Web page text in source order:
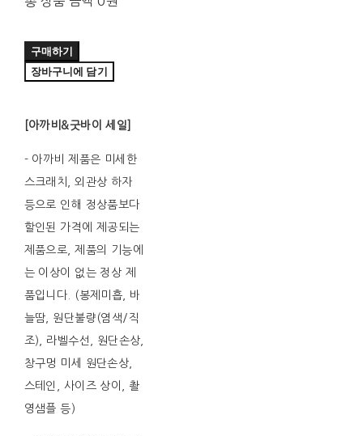
구매하기
장바구니에 담기
[아까비&굿바이 세일]
- 아까비 제품은 미세한
스크래치, 외관상 하자
등으로 인해 정상품보다
할인된 가격에 제공되는
제품으로, 제품의 기능에
는 이상이 없는 정상 제
품입니다. (봉제미흡, 바
늘땀, 원단불량(염색/직
조), 라벨수선, 원단손상,
창구멍 미세 원단손상,
스테인, 사이즈 상이, 촬
영샘플 등)